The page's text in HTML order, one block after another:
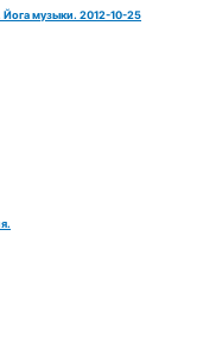
Йога музыки. 2012-10-25